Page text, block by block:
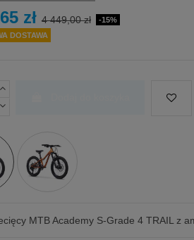
zł 4 449,00 zł
-15%
DOSTAWA
MTB Academy S-Grade 4 TRAIL z